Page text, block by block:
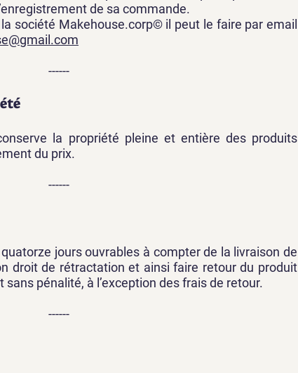
de sa commande.
société Makehouse.corp© il peut le faire par email
------
la propriété pleine et entière des produits
du prix.
------
jours ouvrables à compter de la livraison de
droit de rétractation et ainsi faire retour du produit
pénalité, à l’exception des frais de retour.
------